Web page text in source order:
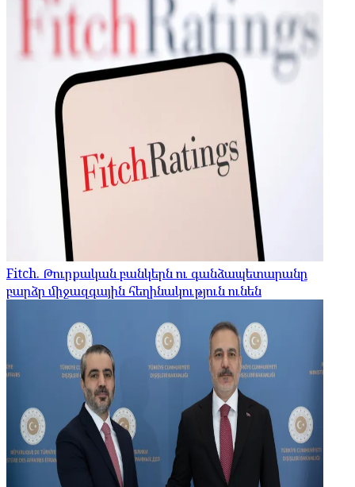
Fitch. Թուրքական բանկերն ու գանձապետարանը
բարձր միջազգային հեղինակություն ունեն